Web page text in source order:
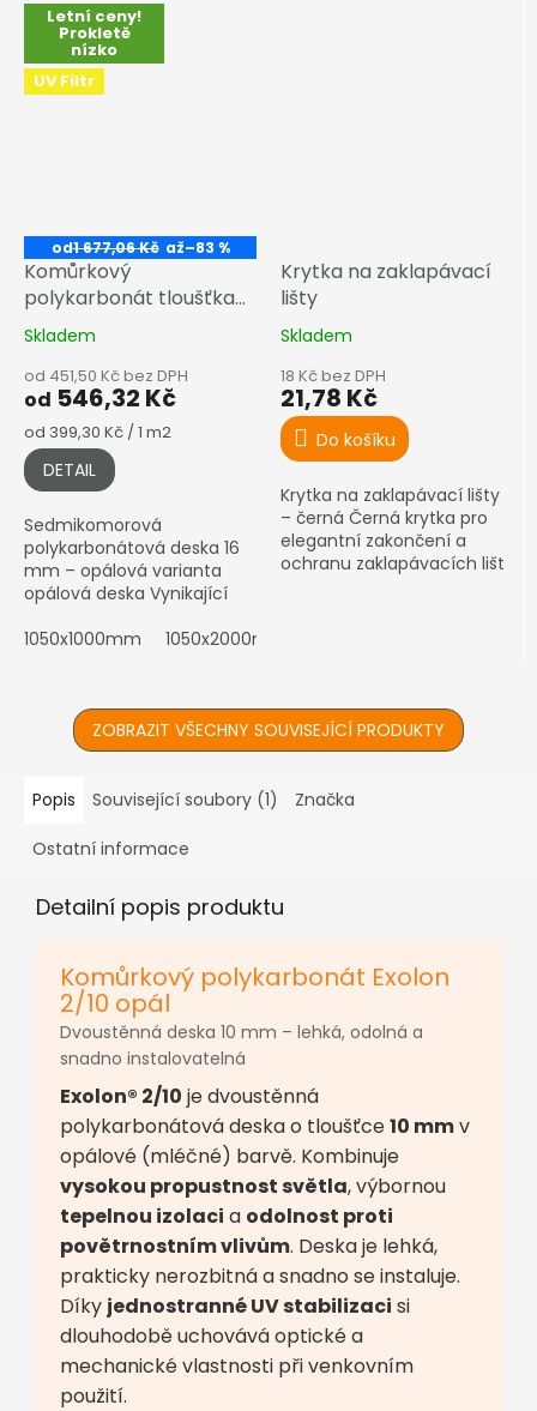
Letní ceny!
Prokletě
nízko
UV Filtr
od1 677,06 Kč až–83 %
Komůrkový
polykarbonát tloušťka
16 mm opál
Skladem
od 451,50 Kč bez DPH
od 546,32 Kč
Měrná
cena:
od 399,30 Kč / 1 m2
DETAIL
Sedmikomorová
polykarbonátová deska 16
mm – opálová varianta
opálová deska Vynikající
vzhled. Dodáváme Exolon®
1050x1000mm 1050x2000mm
Krytka na zaklapávací
lišty
Skladem
18 Kč bez DPH
21,78 Kč
Do košíku
Krytka na zaklapávací lišty
– černá Černá krytka pro
elegantní zakončení a
ochranu zaklapávacích lišt
ZOBRAZIT VŠECHNY SOUVISEJÍCÍ PRODUKTY
Popis Související soubory (1) Značka
Ostatní informace
Detailní popis produktu
Komůrkový polykarbonát Exolon
2/10 opál
Dvoustěnná deska 10 mm – lehká, odolná a
snadno instalovatelná
Exolon® 2/10 je dvoustěnná
polykarbonátová deska o tloušťce10 mmv
opálové (mléčné) barvě. Kombinuje
vysokou propustnost světla, výbornou
tepelnou izolaci a odolnost proti
povětrnostním vlivům. Deska je lehká,
prakticky nerozbitná a snadno se instaluje.
Díky jednostranné UV stabilizaci si
dlouhodobě uchovává optické a
mechanické vlastnosti při venkovním
použití.